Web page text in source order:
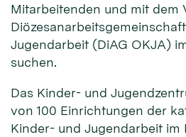
Mitarbeitenden und mit dem
Jugendarbeit (DiAG OKJA)
suchen.
Das Kinder- und
von 100 Einrichtungen der
Kinder- und Jugendarbeit im